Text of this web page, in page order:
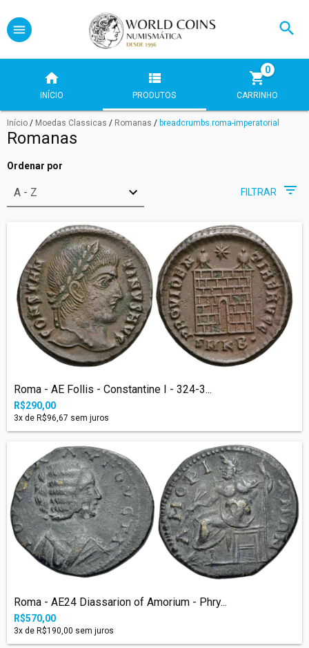
INÍCIO PRODUTOS CARRINHO
0
Início / Moedas Classicas / Romanas / breadcrumbs.roma-imperatorial
Romanas
Ordenar por
FILTRAR
Roma - AE Follis - Constantine I - 324-3...
R$290,00
3x de R$96,67 sem juros
Roma - AE24 Diassarion of Amorium - Phry...
R$570,00
3x de R$190,00 sem juros